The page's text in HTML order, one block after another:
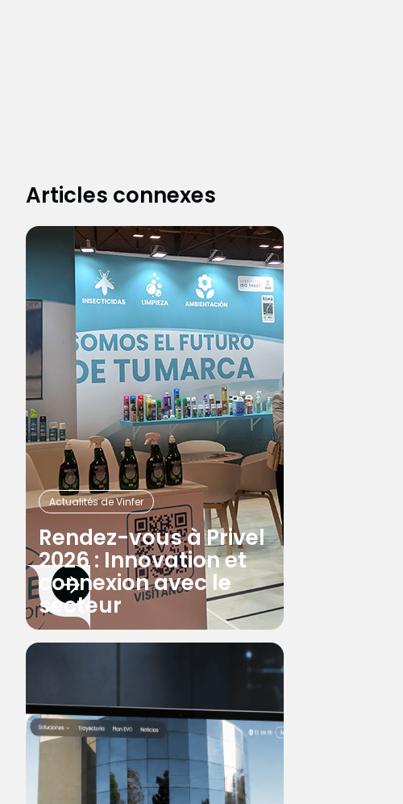
Articles connexes
Actualités de Vinfer
Rendez-vous à Privel
2026 : Innovation et
connexion avec le
secteur